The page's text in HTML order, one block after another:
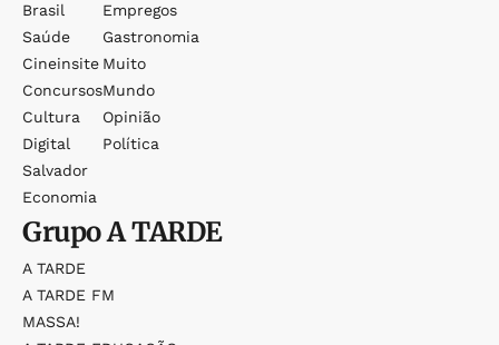
Brasil
Saúde
Cineinsite
Concursos
Cultura
Digital
Salvador
Economia
Empregos
Gastronomia
Muito
Mundo
Opinião
Política
GrupoA TARDE
A TARDE
A TARDE FM
MASSA!